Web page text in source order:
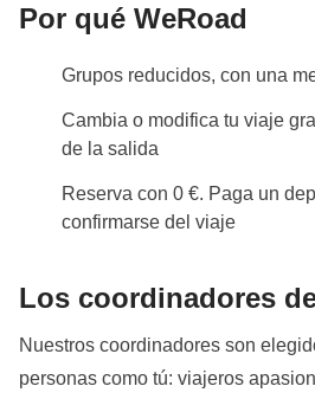
Por qué WeRoad
Grupos reducidos, con una
Cambia o modifica tu viaje
de la salida
Reserva con 0 €. Paga un
confirmarse del viaje
Los coordinadores
Nuestros coordinadores son
personas como tú: viajeros